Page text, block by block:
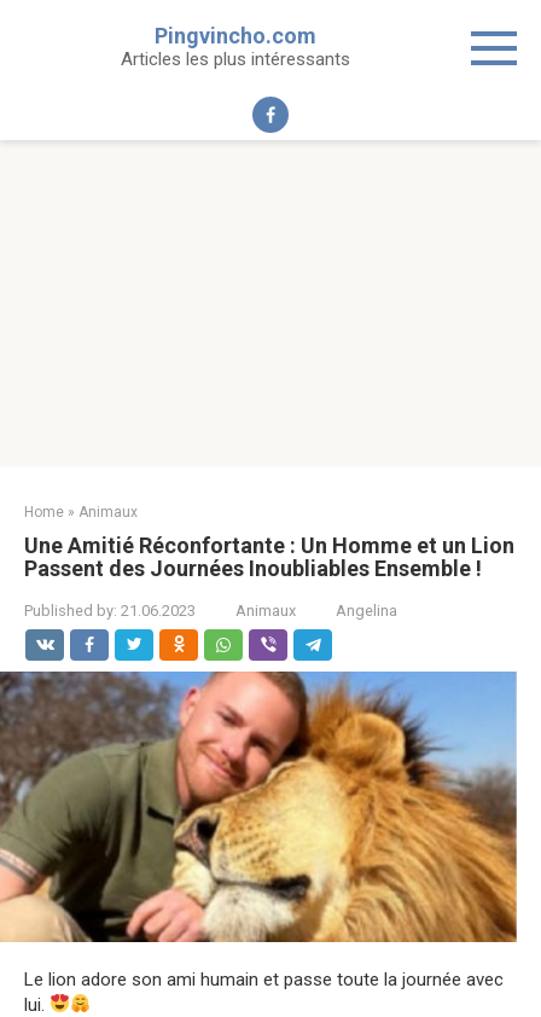
Pingvincho.com
Articles les plus intéressants
Home » Animaux
Une Amitié Réconfortante : Un Homme et un Lion
Passent des Journées Inoubliables Ensemble !
Published by: 21.06.2023 Animaux Angelina
Le lion adore son ami humain et passe toute la journée avec
lui.